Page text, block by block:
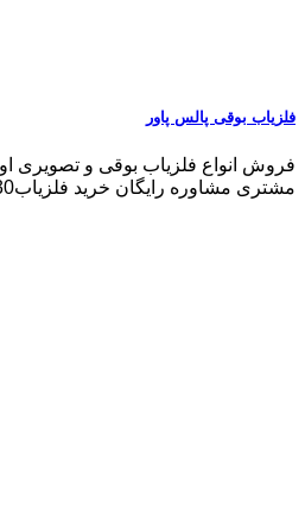
فلزیاب بوقی پالس پاور
فروش انواع فلزیاب بوقی و تصویری
مشتری مشاوره رایگان خرید فلزیاب09102191330